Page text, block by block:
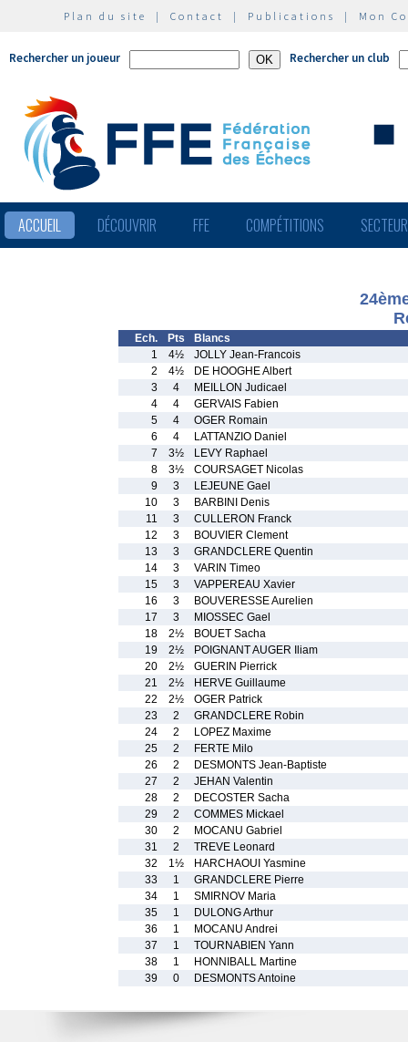
Plan du site | Contact | Publications | Mon
Rechercher un joueur Rechercher un club
ACCUEIL DÉCOUVRIR FFE COMPÉTITIONS
Ech. Pts
Blancs
1
4½
JOLLY Jean-Francois
2
4½
DE HOOGHE Albert
3
4
MEILLON Judicael
4
4
GERVAIS Fabien
5
4
OGER Romain
6
4
LATTANZIO Daniel
7
3½
LEVY Raphael
8
3½
COURSAGET Nicolas
9
3
LEJEUNE Gael
10
3
BARBINI Denis
11
3
CULLERON Franck
12
3
BOUVIER Clement
13
3
GRANDCLERE Quentin
14
3
VARIN Timeo
15
3
VAPPEREAU Xavier
16
3
BOUVERESSE Aurelien
17
3
MIOSSEC Gael
18
2½
BOUET Sacha
19
2½
POIGNANT AUGER Iliam
20
2½
GUERIN Pierrick
21
2½
HERVE Guillaume
22
2½
OGER Patrick
23
2
GRANDCLERE Robin
24
2
LOPEZ Maxime
25
2
FERTE Milo
26
2
DESMONTS Jean-Baptiste
27
2
JEHAN Valentin
28
2
DECOSTER Sacha
29
2
COMMES Mickael
30
2
MOCANU Gabriel
31
2
TREVE Leonard
32
1½
HARCHAOUI Yasmine
33
1
GRANDCLERE Pierre
34
1
SMIRNOV Maria
35
1
DULONG Arthur
36
1
MOCANU Andrei
37
1
TOURNABIEN Yann
38
1
HONNIBALL Martine
39
0 DESMONTS Antoine